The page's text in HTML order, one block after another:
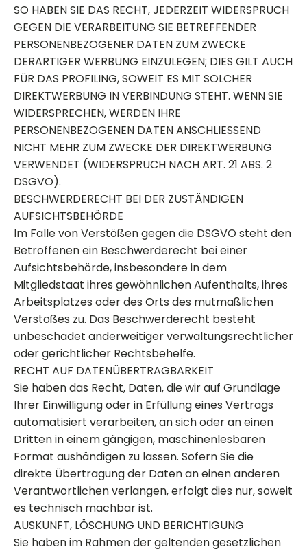
SO HABEN SIE DAS RECHT, JEDERZEIT WIDERSPRUCH
GEGEN DIE VERARBEITUNG SIE BETREFFENDER
PERSONENBEZOGENER DATEN ZUM ZWECKE
DERARTIGER WERBUNG EINZULEGEN; DIES GILT AUCH
FÜR DAS PROFILING, SOWEIT ES MIT SOLCHER
DIREKTWERBUNG IN VERBINDUNG STEHT. WENN SIE
WIDERSPRECHEN, WERDEN IHRE
PERSONENBEZOGENEN DATEN ANSCHLIESSEND
NICHT MEHR ZUM ZWECKE DER DIREKTWERBUNG
VERWENDET (WIDERSPRUCH NACH ART. 21 ABS. 2
DSGVO).
BESCHWERDE­RECHT BEI DER ZUSTÄNDIGEN
AUFSICHTS­BEHÖRDE
Im Falle von Verstößen gegen die DSGVO steht den
Betroffenen ein Beschwerderecht bei einer
Aufsichtsbehörde, insbesondere in dem
Mitgliedstaat ihres gewöhnlichen Aufenthalts, ihres
Arbeitsplatzes oder des Orts des mutmaßlichen
Verstoßes zu. Das Beschwerderecht besteht
unbeschadet anderweitiger verwaltungsrechtlicher
oder gerichtlicher Rechtsbehelfe.
RECHT AUF DATEN­ÜBERTRAG­BARKEIT
Sie haben das Recht, Daten, die wir auf Grundlage
Ihrer Einwilligung oder in Erfüllung eines Vertrags
automatisiert verarbeiten, an sich oder an einen
Dritten in einem gängigen, maschinenlesbaren
Format aushändigen zu lassen. Sofern Sie die
direkte Übertragung der Daten an einen anderen
Verantwortlichen verlangen, erfolgt dies nur, soweit
es technisch machbar ist.
AUSKUNFT, LÖSCHUNG UND BERICHTIGUNG
Sie haben im Rahmen der geltenden gesetzlichen